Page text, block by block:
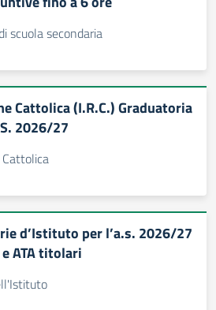
scuola secondaria
Cattolica (I.R.C.) Graduatoria
2026/27
d’Istituto per l’a.s. 2026/27
ATA titolari